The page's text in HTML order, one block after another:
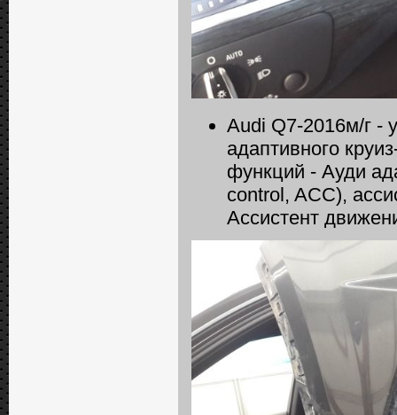
Audi Q7-2016м/г -
адаптивного
функций - Ауди
сontrol, ACC),
Ассистент